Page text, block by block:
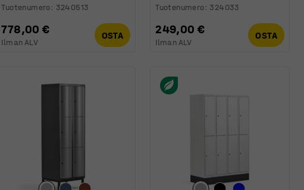
Tuotenumero: 3240513
778,00 €
Ilman ALV
OSTA
Tuotenumero: 324033
249,00 €
Ilman ALV
OSTA